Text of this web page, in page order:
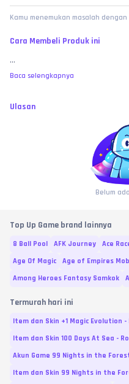
Kamu menemukan masalah
Cara Membeli Produk ini
...
Baca selengkapnya
Ulasan
Belum
Top Up Game brand lainnya
8 Ball Pool AFK Journey Ace
Age Of Magic
Age of Empires
Among Heroes Fantasy Samkok
Termurah hari ini
Item dan Skin +1 Magic Evolution -
Item dan Skin 100 Days At Sea -
Akun Game 99 Nights in the
Item dan Skin 99 Nights in the